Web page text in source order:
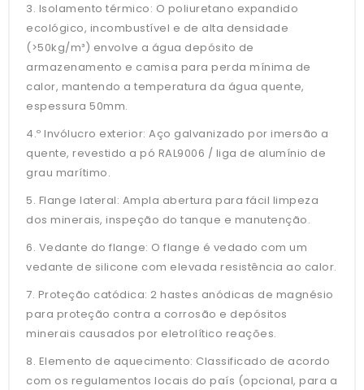
3. Isolamento térmico: O poliuretano expandido
ecológico, incombustível e de alta densidade
(>50kg/m³) envolve a água depósito de
armazenamento e camisa para perda mínima de
calor, mantendo a temperatura da água quente,
espessura 50mm.
4.º Invólucro exterior: Aço galvanizado por imersão a
quente, revestido a pó RAL9006 / liga de alumínio de
grau marítimo.
5. Flange lateral: Ampla abertura para fácil limpeza
dos minerais, inspeção do tanque e manutenção.
6. Vedante do flange: O flange é vedado com um
vedante de silicone com elevada resistência ao calor.
7. Proteção catódica: 2 hastes anódicas de magnésio
para proteção contra a corrosão e depósitos
minerais causados ​​por eletrolítico reações.
8. Elemento de aquecimento: Classificado de acordo
com os regulamentos locais do país (opcional, para a